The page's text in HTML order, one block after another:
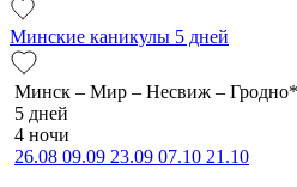
Минские каникулы 5 дней
Минск – Мир – Несвиж –
5 дней
4 ночи
26.08 09.09 23.09 07.10 21.10